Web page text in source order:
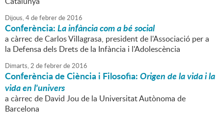
Dijous,4defebrerde2016
Conferència:La infància com a bé social
a càrrec de Carlos Villagrasa, president de l'Associació per a
la Defensa dels Drets de la Infància i l'Adolescència
Dimarts,2 defebrerde2016
Conferència de Ciència i Filosofia:Origen de la vida i la
vida en l'univers
a càrrec de David Jou de la Universitat Autònoma de
Barcelona